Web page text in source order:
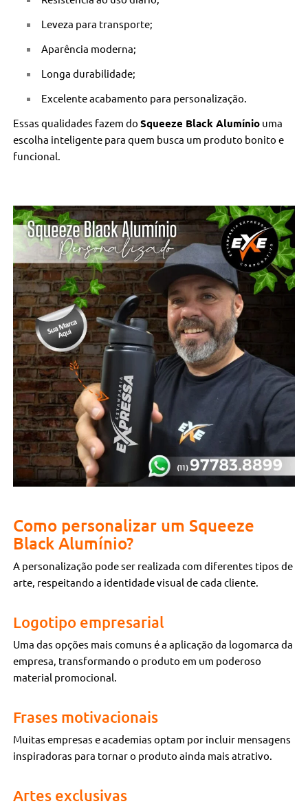
Leveza para transporte;
Aparência moderna;
Longa durabilidade;
Excelente acabamento para personalização.
Essas qualidades fazem doSqueeze Black Alumínio uma
escolha inteligente para quem busca um produto bonito e
funcional.
Como personalizar um Squeeze
Black Alumínio?
A personalização pode ser realizada com diferentes tipos de
arte, respeitando a identidade visual de cada cliente.
Logotipo empresarial
Uma das opções mais comuns é a aplicação da logomarca da
empresa, transformando o produto em um poderoso
material promocional.
Frases motivacionais
Muitas empresas e academias optam por incluir mensagens
inspiradoras para tornar o produto ainda mais atrativo.
Artes exclusivas